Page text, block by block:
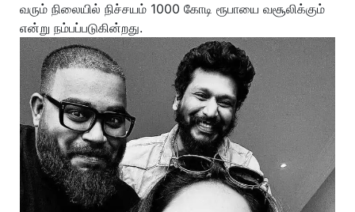
வரும் நிலையில் நிச்சயம் 1000 கோடி ரூபாயை வசூலிக்கும்
என்று நம்பப்படுகின்றது.